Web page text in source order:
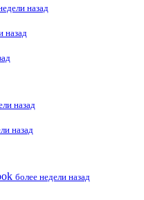
назад
назад
назад
назад
более недели назад